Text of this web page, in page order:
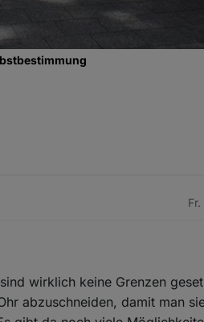
wirklich keine Grenzen
abzuschneiden, damit man